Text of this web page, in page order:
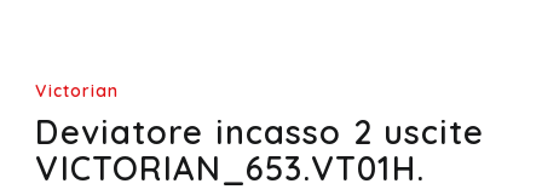
Victorian
Deviatore incasso 2 uscite
VICTORIAN_653.VT01H.